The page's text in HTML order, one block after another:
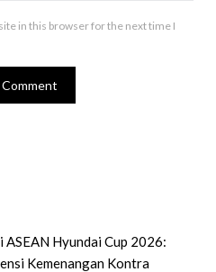
in this browser for the next time I
ASEAN Hyundai Cup 2026:
Kemenangan Kontra